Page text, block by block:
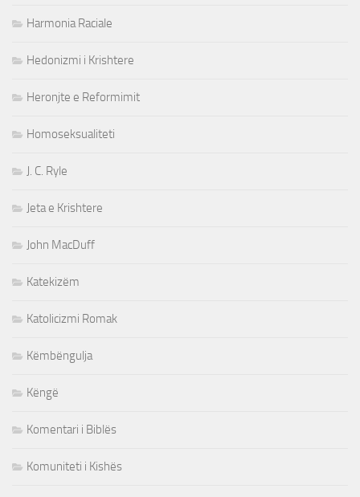
Harmonia Raciale
Hedonizmi i Krishtere
Heronjte e Reformimit
Homoseksualiteti
J. C. Ryle
Jeta e Krishtere
John MacDuff
Katekizëm
Katolicizmi Romak
Këmbëngulja
Këngë
Komentari i Biblës
Komuniteti i Kishës